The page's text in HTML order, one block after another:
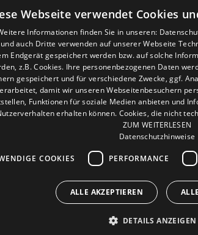
Standort
Verden
Webseite verwendet Cookies
Informationen finden Sie in unseren:
auch Dritte verwenden auf unserer Webseite
Endgerät gespeichert werden bzw. auf solche
z.B. Cookies. Ihre personenbezogenen Daten
gespeichert und für verschiedene Zwecke, ggf.
damit wir unseren Webseitenbesuchern
Funktionen für soziale Medien anbieten und
erhalten können. Cookies, die nicht
ZUM WEITERLESEN
Datenschutzhinweise
COOKIES PERFORMANCE
ALLE AKZEPTIEREN
DETAILS ANZEIGEN